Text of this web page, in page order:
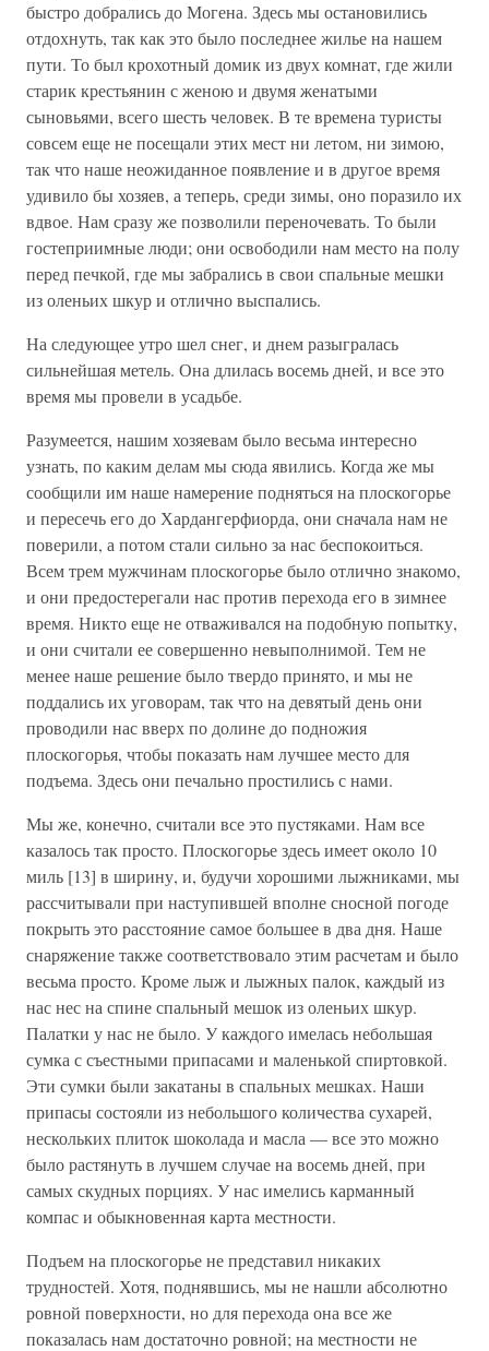
быстро добрались до Могена. Здесь мы остановились
отдохнуть, так как это было последнее жилье на нашем
пути. То был крохотный домик из двух комнат, где жили
старик крестьянин с женою и двумя женатыми
сыновьями, всего шесть человек. В те времена туристы
совсем еще не посещали этих мест ни летом, ни зимою,
так что наше неожиданное появление и в другое время
удивило бы хозяев, а теперь, среди зимы, оно поразило их
вдвое. Нам сразу же позволили переночевать. То были
гостеприимные люди; они освободили нам место на полу
перед печкой, где мы забрались в свои спальные мешки
из оленьих шкур и отлично выспались.
На следующее утро шел снег, и днем разыгралась
сильнейшая метель. Она длилась восемь дней, и все это
время мы провели в усадьбе.
Разумеется, нашим хозяевам было весьма интересно
узнать, по каким делам мы сюда явились. Когда же мы
сообщили им наше намерение подняться на плоскогорье
и пересечь его до Хардангерфиорда, они сначала нам не
поверили, а потом стали сильно за нас беспокоиться.
Всем трем мужчинам плоскогорье было отлично знакомо,
и они предостерегали нас против перехода его в зимнее
время. Никто еще не отваживался на подобную попытку,
и они считали ее совершенно невыполнимой. Тем не
менее наше решение было твердо принято, и мы не
поддались их уговорам, так что на девятый день они
проводили нас вверх по долине до подножия
плоскогорья, чтобы показать нам лучшее место для
подъема. Здесь они печально простились с нами.
Мы же, конечно, считали все это пустяками. Нам все
казалось так просто. Плоскогорье здесь имеет около 10
миль [13] в ширину, и, будучи хорошими лыжниками, мы
рассчитывали при наступившей вполне сносной погоде
покрыть это расстояние самое большее в два дня. Наше
снаряжение также соответствовало этим расчетам и было
весьма просто. Кроме лыж и лыжных палок, каждый из
нас нес на спине спальный мешок из оленьих шкур.
Палатки у нас не было. У каждого имелась небольшая
сумка с съестными припасами и маленькой спиртовкой.
Эти сумки были закатаны в спальных мешках. Наши
припасы состояли из небольшого количества сухарей,
нескольких плиток шоколада и масла — все это можно
было растянуть в лучшем случае на восемь дней, при
самых скудных порциях. У нас имелись карманный
компас и обыкновенная карта местности.
Подъем на плоскогорье не представил никаких
трудностей. Хотя, поднявшись, мы не нашли абсолютно
ровной поверхности, но для перехода она все же
показалась нам достаточно ровной; на местности не